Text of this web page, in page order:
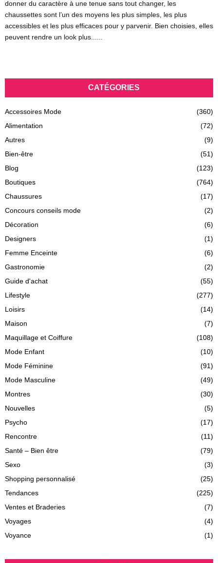
donner du caractère à une tenue sans tout changer, les
chaussettes sont l’un des moyens les plus simples, les plus
accessibles et les plus efficaces pour y parvenir. Bien choisies, elles
peuvent rendre un look plus......
CATÉGORIES
Accessoires Mode
(360)
Alimentation
(72)
Autres
(9)
Bien-être
(51)
Blog
(123)
Boutiques
(764)
Chaussures
(17)
Concours conseils mode
(2)
Décoration
(6)
Designers
(1)
Femme Enceinte
(6)
Gastronomie
(2)
Guide d'achat
(55)
Lifestyle
(277)
Loisirs
(14)
Maison
(7)
Maquillage et Coiffure
(108)
Mode Enfant
(10)
Mode Féminine
(91)
Mode Masculine
(49)
Montres
(30)
Nouvelles
(5)
Psycho
(17)
Rencontre
(11)
Santé – Bien être
(79)
Sexo
(3)
Shopping personnalisé
(25)
Tendances
(225)
Ventes et Braderies
(7)
Voyages
(4)
Voyance
(1)